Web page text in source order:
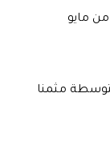
من مايو
مثمنا